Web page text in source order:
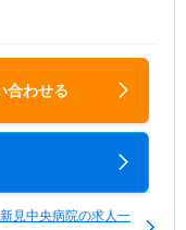
合わせる
見中央病院の求人一